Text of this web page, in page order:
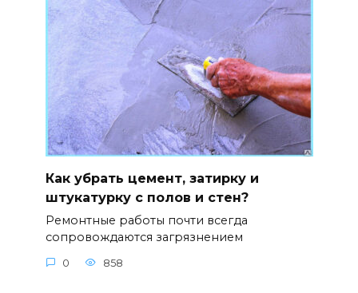
Как убрать цемент, затирку и
штукатурку с полов и стен?
Ремонтные работы почти всегда
сопровождаются загрязнением
0 858